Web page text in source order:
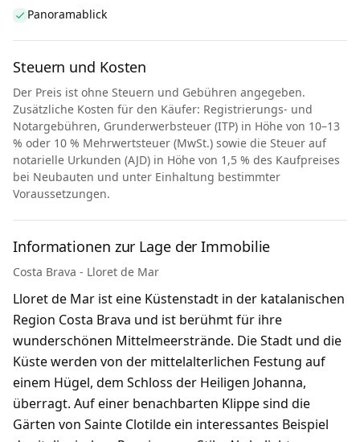
Panoramablick
Steuern und Kosten
Der Preis ist ohne Steuern und Gebühren angegeben.
Zusätzliche Kosten für den Käufer: Registrierungs- und
Notargebühren, Grunderwerbsteuer (ITP) in Höhe von 10–13
% oder 10 % Mehrwertsteuer (MwSt.) sowie die Steuer auf
notarielle Urkunden (AJD) in Höhe von 1,5 % des Kaufpreises
bei Neubauten und unter Einhaltung bestimmter
Voraussetzungen.
Informationen zur Lage der Immobilie
Costa Brava - Lloret de Mar
Lloret de Mar ist eine Küstenstadt in der katalanischen
Region Costa Brava und ist berühmt für ihre
wunderschönen Mittelmeerstrände. Die Stadt und die
Küste werden von der mittelalterlichen Festung auf
einem Hügel, dem Schloss der Heiligen Johanna,
überragt. Auf einer benachbarten Klippe sind die
Gärten von Sainte Clotilde ein interessantes Beispiel